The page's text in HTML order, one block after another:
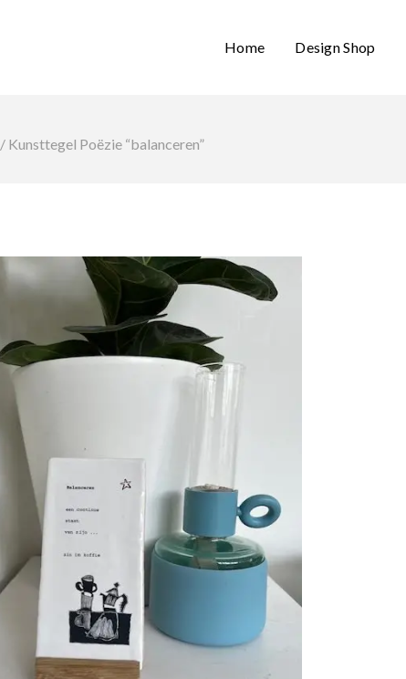
Home Design Shop
/ Kunsttegel Poëzie “balanceren”